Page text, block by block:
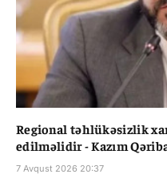
Regional təhlükəsizlik
edilməlidir - Kazım
7 Avqust 2026 20:37